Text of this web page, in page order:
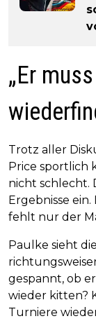
„Er
Trotz aller
Price sportlich
nicht schlecht.
Ergebnisse ein.
fehlt nur der
Paulke sieht
gespannt, ob
wieder kitten?
Turniere